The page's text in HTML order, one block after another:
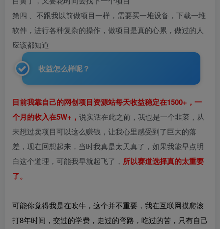
第四 、不跟我以前做项目一样，需要买一堆设备，下载一堆
软件，进行各种复杂的操作，做项目是真的心累，做过的人
应该都知道
收益怎么样呢？
目前我靠自己的网创项目资源站每天收益稳定在1500+，一
个月的收入在5W+， 说实话在此之前，我也是一个韭菜，从
未想过卖项目可以这么赚钱，让我心里感受到了巨大的落
差，现在回想起来，当时我真是太天真了，如果我能早点明
白这个道理，可能我早就起飞了， 所以赛道选择真的太重要
了。
可能你觉得我是在吹牛，这个并不重要，我在互联网摸爬滚
打8年时间，交过的学费，走过的弯路，吃过的苦，只有自己